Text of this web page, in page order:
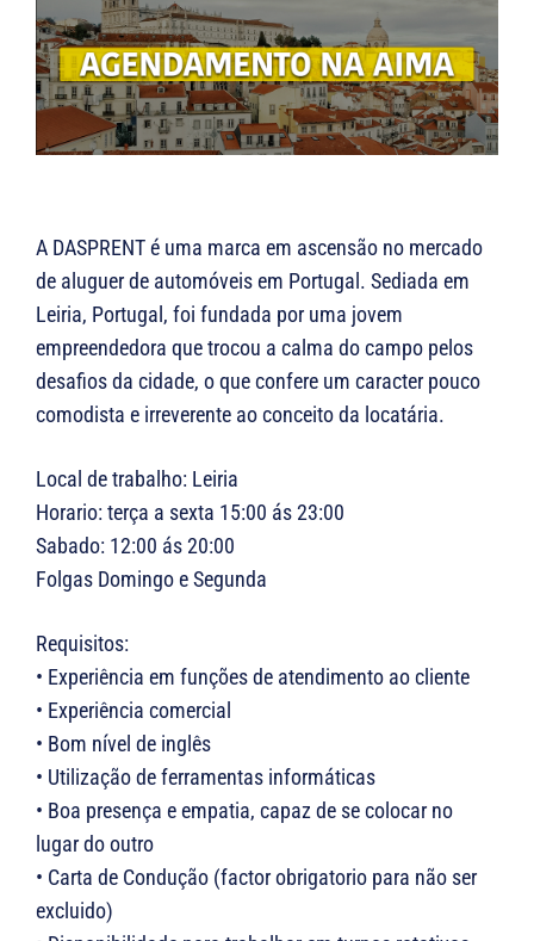
A DASPRENT é uma marca em ascensão no mercado
de aluguer de automóveis em Portugal. Sediada em
Leiria, Portugal, foi fundada por uma jovem
empreendedora que trocou a calma do campo pelos
desafios da cidade, o que confere um caracter pouco
comodista e irreverente ao conceito da locatária.
Local de trabalho: Leiria
Horario: terça a sexta 15:00 ás 23:00
Sabado: 12:00 ás 20:00
Folgas Domingo e Segunda
Requisitos:
• Experiência em funções de atendimento ao cliente
• Experiência comercial
• Bom nível de inglês
• Utilização de ferramentas informáticas
• Boa presença e empatia, capaz de se colocar no
lugar do outro
• Carta de Condução (factor obrigatorio para não ser
excluido)